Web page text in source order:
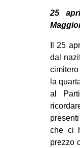
25
Il 25
dal
la
al
che ci
prezzo